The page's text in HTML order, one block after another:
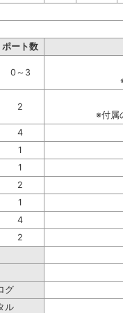
ポート数
0～3
2
※付属
4
1
1
2
1
4
2
グ
ル